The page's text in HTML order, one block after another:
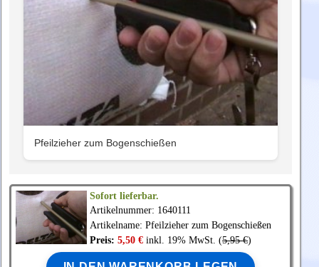
Pfeilzieher zum Bogenschießen
Sofort lieferbar.
Artikelnummer: 1640111
Artikelname: Pfeilzieher zum Bogenschießen
Preis: 5,50 € inkl. 19% MwSt. (5,95 €)